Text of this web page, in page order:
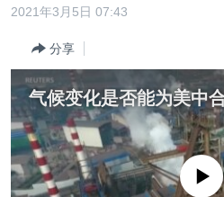
内
到
导
跳
转
港澳
国际
最新国际新闻
印太
中东
欧洲
分类新闻
经济·金融·贸易
人权·法律·宗教
科教·文娱·体健
美中关系
热点专题
白宫要闻
VOA视频
2021年3月5日 07:43
分享
气候变化是否能为美中
没有媒体可